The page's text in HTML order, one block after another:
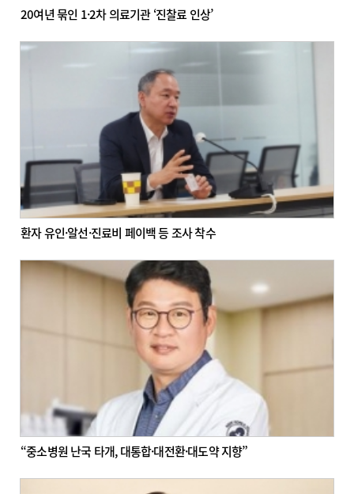
20여년 묶인 1·2차 의료기관 ‘진찰료 인상’
환자 유인·알선·진료비 페이백 등 조사 착수
“중소병원 난국 타개, 대통합·대전환·대도약 지향”